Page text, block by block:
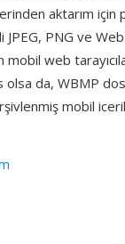
aktarım için
PNG ve
web
da, WBMP
mobil